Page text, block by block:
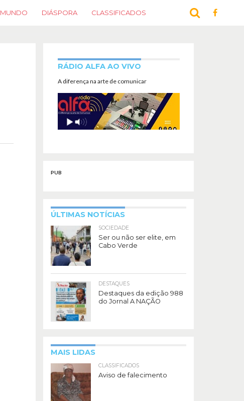
MUNDO DIÁSPORA CLASSIFICADOS
RÁDIO ALFA AO VIVO
A diferença na arte de comunicar
PUB
ÚLTIMAS NOTÍCIAS
SOCIEDADE
Ser ou não ser elite, em
Cabo Verde
DESTAQUES
Destaques da edição 988
do Jornal A NAÇÃO
MAIS LIDAS
CLASSIFICADOS
Aviso de falecimento